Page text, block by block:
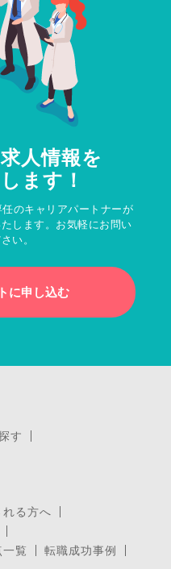
人情報を
ます！
のキャリアパートナーが
します。お気軽にお問い
い。
に申し込む
す
る方へ
覧
転職成功事例